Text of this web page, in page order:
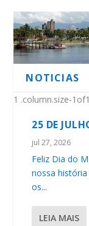
PROIBIDO
NOTICIAS
25 DE
jul 27, 2026
Feliz Dia do
nossa
os...
LEIA MAIS